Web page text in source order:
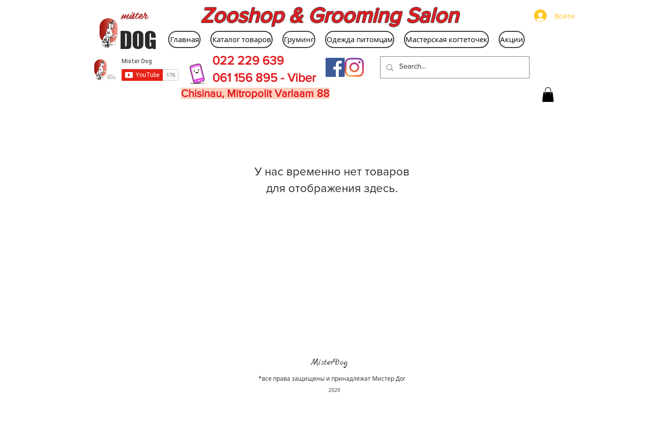
mister
DOG
Zooshop & Grooming Salon Войти
Главная Каталог товаров Груминг Одежда питомцам Мастерская когтеточек Акции
022 229 639
061 156 895 - Viber
Chisinau, Mitropolit Varlaam 88
У нас временно нет товаров
для отображения здесь.
MisterDog
*все права защищены и принадлежат Мистер Дог
2020